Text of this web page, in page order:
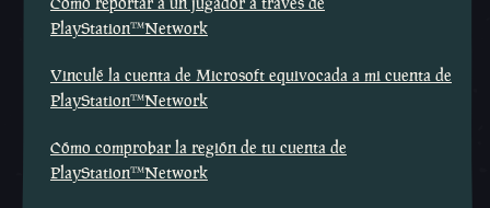
PlayStation™Network
Vinculé la cuenta de Microsoft equivocada a mi cuenta de
PlayStation™Network
Cómo comprobar la región de tu cuenta de
PlayStation™Network